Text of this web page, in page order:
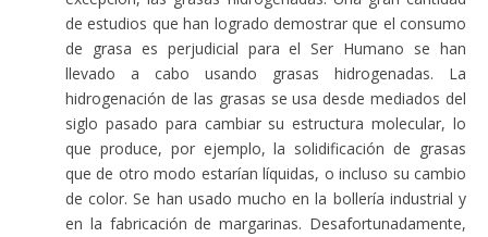
de estudios que han logrado demostrar que el consumo
de grasa es perjudicial para el Ser Humano se han
llevado a cabo usando grasas hidrogenadas. La
hidrogenación de las grasas se usa desde mediados del
siglo pasado para cambiar su estructura molecular, lo
que produce, por ejemplo, la solidificación de grasas
que de otro modo estarían líquidas, o incluso su cambio
de color. Se han usado mucho en la bollería industrial y
en la fabricación de margarinas. Desafortunadamente,